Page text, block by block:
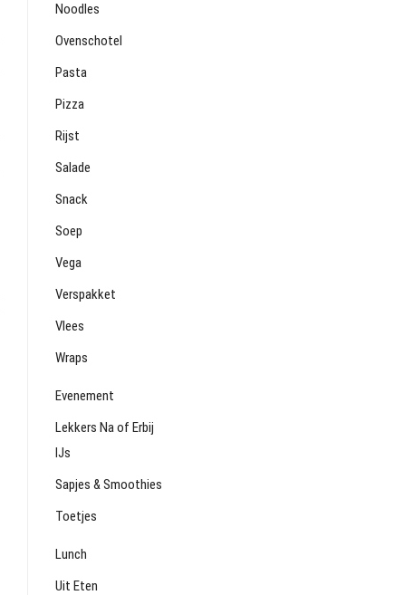
Noodles
Ovenschotel
Pasta
Pizza
Rijst
Salade
Snack
Soep
Vega
Verspakket
Vlees
Wraps
Evenement
Lekkers Na of Erbij
IJs
Sapjes & Smoothies
Toetjes
Lunch
Uit Eten